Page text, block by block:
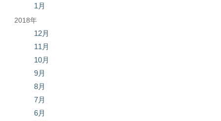
1月
2018年
12月
11月
10月
9月
8月
7月
6月